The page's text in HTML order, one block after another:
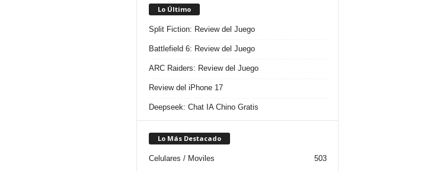
Lo Último
Split Fiction: Review del Juego
Battlefield 6: Review del Juego
ARC Raiders: Review del Juego
Review del iPhone 17
Deepseek: Chat IA Chino Gratis
Lo Más Destacado
Celulares / Moviles
503